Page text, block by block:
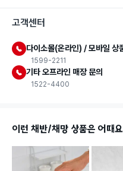
고객센터
다이소몰(온라인) / 모바일 상
1599-2211
기타 오프라인 매장 문의
1522-4400
이런 채반/채망 상품은 어때